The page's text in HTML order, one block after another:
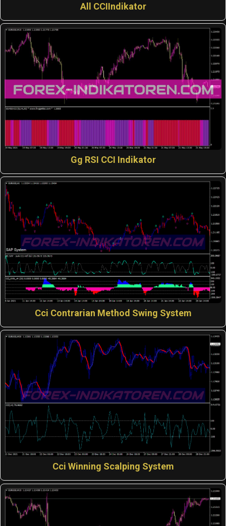
All CCIIndikator
Gg RSI CCI Indikator
Cci Contrarian Method Swing System
Cci Winning Scalping System